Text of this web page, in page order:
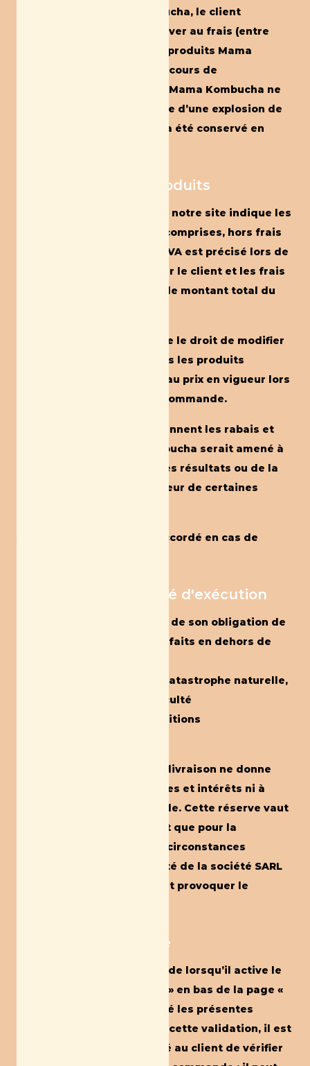
produitsSARL Mama Kombucha, le client
s’engage à toujours conserver au frais (entre
4°cet 7 degrés celsius) les produits Mama
Kombucha, qu’ils soient en cours de
consommation ou stockés. Mama Kombucha ne
saura être tenu responsable d’une explosion de
bouteille si cette dernière a été conservé en
Article 4. Prix des produits
La rubrique « Boutique » de notre site indique les
prix en euros toutes taxes comprises, hors frais
de port. Le montant de la TVA est précisé lors de
la sélection d’un produit par le client et les frais
de port apparaissent dans le montant total du
Mama Kombucha se réserve le droit de modifier
ses prix à tout moment mais les produits
commandés sont facturés au prix en vigueur lors
de l’enregistrement de la commande.
Les tarifs proposés comprennent les rabais et
ristournes que Mama Kombucha serait amené à
octroyer compte tenu de ses résultats ou de la
prise en charge par l’acheteur de certaines
Aucun escompte ne sera accordé en cas de
Article 5. Impossibilité d'exécution
Mama Kombucha est libéré de son obligation de
livrer par la survenance de faits en dehors de
exceptionnelle(incendies, catastrophe naturelle,
grève des transports, difficulté
d’approvisionnement, conditions
Un retard éventuel dans la livraison ne donne
aucun droit à des dommages et intérêts ni à
l’annulation de la commande. Cette réserve vaut
aussi bien pour le transport que pour la
fabrication dont certaines circonstances
indépendantes de la volonté de la société SARL
Mama Kombucha pourraient provoquer le
Article 6. Commande
Le client valide sa commande lorsqu’il active le
lien «Valider la Commande » en bas de la page «
Panier » après avoir accepté les présentes
conditions de vente. Avant cette validation, il est
systématiquement proposé au client de vérifier